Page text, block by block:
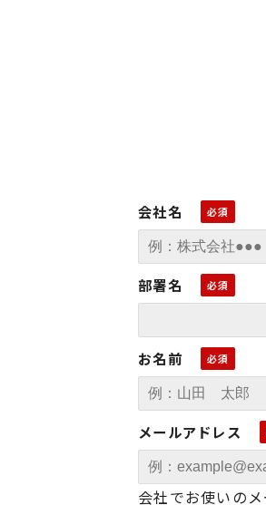
会社名
部署名
お名前
メールアドレス
会社でお使いの